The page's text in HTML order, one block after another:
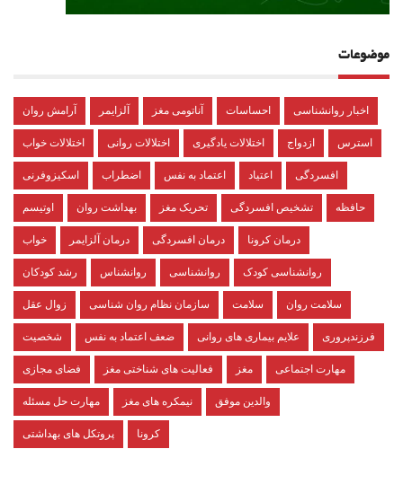
موضوعات
آرامش روان آلزایمر آناتومی مغز احساسات اخبار روانشناسی
اختلالات خواب اختلالات روانی اختلالات یادگیری ازدواج استرس
اسکیزوفرنی اضطراب اعتماد به نفس اعتیاد افسردگی
اوتیسم بهداشت روان تحریک مغز تشخیص افسردگی حافظه
خواب درمان آلزایمر درمان افسردگی درمان کرونا
رشد کودکان روانشناس روانشناسی روانشناسی کودک
زوال عقل سازمان نظام روان شناسی سلامت سلامت روان
شخصیت ضعف اعتماد به نفس علایم بیماری های روانی فرزندپروری
فضای مجازی فعالیت های شناختی مغز مغز مهارت اجتماعی
مهارت حل مسئله نیمکره های مغز والدین موفق
پروتکل های بهداشتی کرونا